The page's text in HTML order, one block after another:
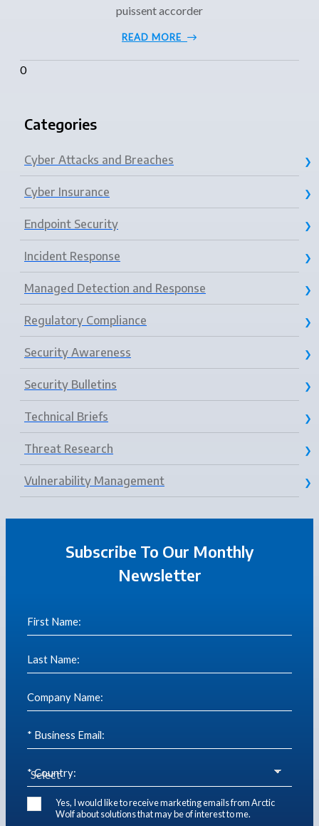
puissent accorder
READ MORE
Categories
Cyber Attacks and Breaches
Cyber Insurance
Endpoint Security
Incident Response
Managed Detection and Response
Regulatory Compliance
Security Awareness
Security Bulletins
Technical Briefs
Threat Research
Vulnerability Management
Subscribe To Our Monthly
Newsletter
First Name:
Last Name:
Company Name:
* Business Email:
* Country:
Yes, I would like to receive marketing emails from Arctic
Wolf about solutions that may be of interest to me.